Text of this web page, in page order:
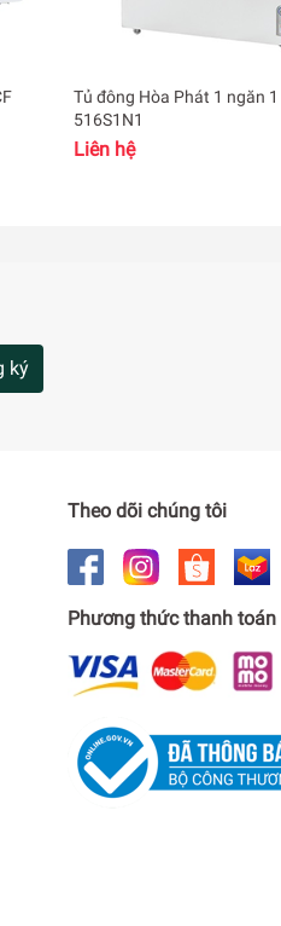
tiếp
thổi ra trực tiếp từ thành tủ
sống lâu dài.
Tủ đông Hòa Phát 1 ngăn
516S1N1
Liên hệ
ký
Theo dõi chúng tôi
Phương thức thanh toán